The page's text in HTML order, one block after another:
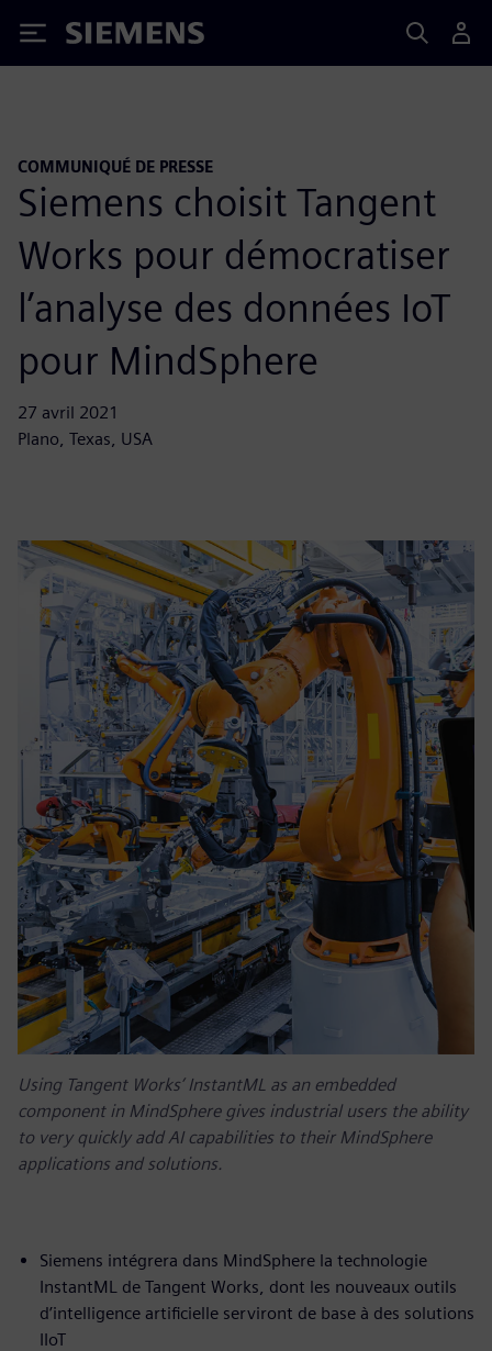
Siemens
COMMUNIQUÉ DE PRESSE
Siemens choisit Tangent
Works pour démocratiser
l’analyse des données IoT
pour MindSphere
27 avril 2021
Plano, Texas, USA
Using Tangent Works’ InstantML as an embedded
component in MindSphere gives industrial users the ability
to very quickly add AI capabilities to their MindSphere
applications and solutions.
Siemens intégrera dans MindSphere la technologie
InstantML de Tangent Works, dont les nouveaux outils
d’intelligence artificielle serviront de base à des solutions
IIoT